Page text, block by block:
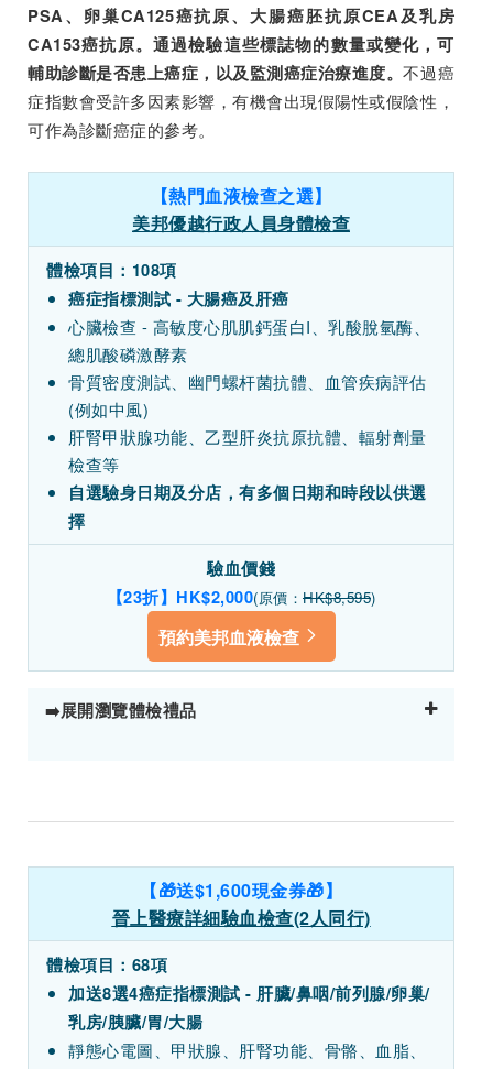
PSA、卵巢CA125癌抗原、大腸癌胚抗原CEA及乳房
CA153癌抗原。通過檢驗這些標誌物的數量或變化，可
輔助診斷是否患上癌症，以及監測癌症治療進度。不過癌
症指數會受許多因素影響，有機會出現假陽性或假陰性，
可作為診斷癌症的參考。
【熱門血液檢查之選】
美邦優越行政人員身體檢查
體檢項目：108項
癌症指標測試 - 大腸癌及肝癌
心臟檢查 - 高敏度心肌肌鈣蛋白I、乳酸脫氫酶、
總肌酸磷激酵素
骨質密度測試、幽門螺杆菌抗體、血管疾病評估
(例如中風)
肝腎甲狀腺功能、乙型肝炎抗原抗體、輻射劑量
檢查等
自選驗身日期及分店，有多個日期和時段以供選
擇
驗血價錢
【23折】HK$2,000(原價： HK$8,595)
預約美邦血液檢查
➡️展開瀏覽體檢禮品
【🎁送$1,600現金券🎁】
晉上醫療詳細驗血檢查(2人同行)
體檢項目：68項
加送8選4癌症指標測試 - 肝臟/鼻咽/前列腺/卵巢/
乳房/胰臟/胃/大腸
靜態心電圖、甲狀腺、肝腎功能、骨骼、血脂、